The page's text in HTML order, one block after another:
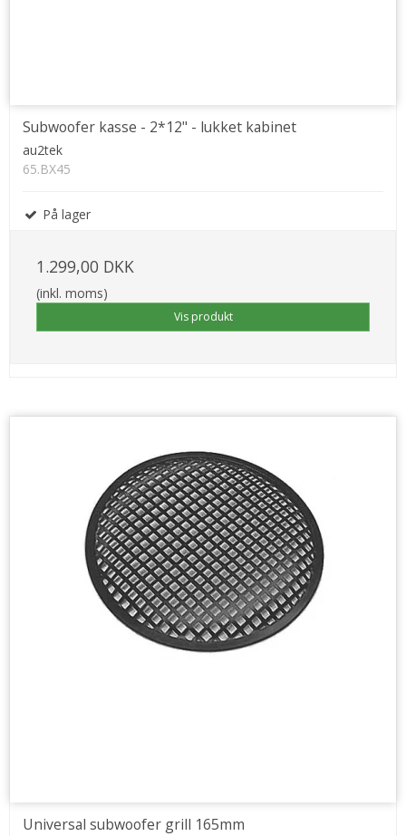
Subwoofer kasse - 2*12" - lukket kabinet
au2tek
65.BX45
På lager
1.299,00 DKK
(inkl. moms)
Vis produkt
Universal subwoofer grill 165mm